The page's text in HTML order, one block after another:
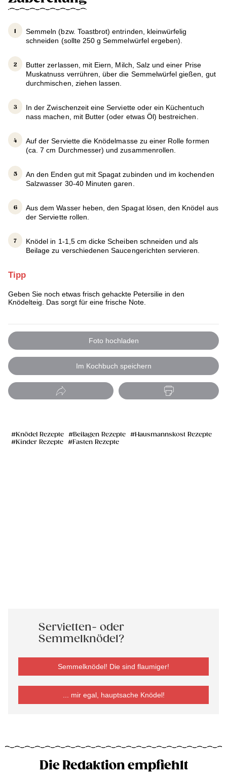
Semmeln (bzw. Toastbrot) entrinden, kleinwürfelig
schneiden (sollte 250 g Semmelwürfel ergeben).
Butter zerlassen, mit Eiern, Milch, Salz und einer Prise
Muskatnuss verrühren, über die Semmelwürfel gießen, gut
durchmischen, ziehen lassen.
In der Zwischenzeit eine Serviette oder ein Küchentuch
nass machen, mit Butter (oder etwas Öl) bestreichen.
Auf der Serviette die Knödelmasse zu einer Rolle formen
(ca. 7 cm Durchmesser) und zusammenrollen.
An den Enden gut mit Spagat zubinden und im kochenden
Salzwasser 30-40 Minuten garen.
Aus dem Wasser heben, den Spagat lösen, den Knödel aus
der Serviette rollen.
Knödel in 1-1,5 cm dicke Scheiben schneiden und als
Beilage zu verschiedenen Saucengerichten servieren.
Tipp
Geben Sie noch etwas frisch gehackte Petersilie in den
Knödelteig. Das sorgt für eine frische Note.
Foto hochladen
Im Kochbuch speichern
Knödel Rezepte Beilagen Rezepte
Hausmannskost Rezepte
Kinder Rezepte
Fasten Rezepte
Servietten- oder
Semmelknödel?
Semmelknödel! Die sind flaumiger!
... mir egal, hauptsache Knödel!
Die Redaktion empfiehlt